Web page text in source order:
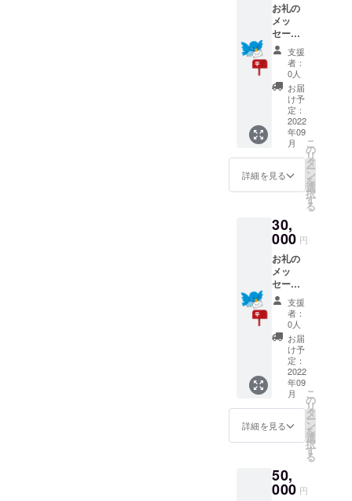
お礼の
メッ
セージ
とお店
で使用
できる
ドリン
ク2杯無
料券を
送らせ
ていた
だきま
す。 有
効期
限
2022年
日〜12
月31日
支援
者：
0人
お届
け予
定：
2022
年09
月
詳細を見る
こ
の
リ
タ
ー
ン
を
選
択
す
る
30,
000 円
お礼の
メッ
セージ
とお店
で使用
できる
3000円
OFFチ
ケット
を送ら
せてい
ただき
ます。
有効期
限
2022年
日〜12
月31日
支援
者：
0人
お届
け予
定：
2022
年09
月
詳細を見る
こ
の
リ
タ
ー
ン
を
選
択
す
る
50,
000 円